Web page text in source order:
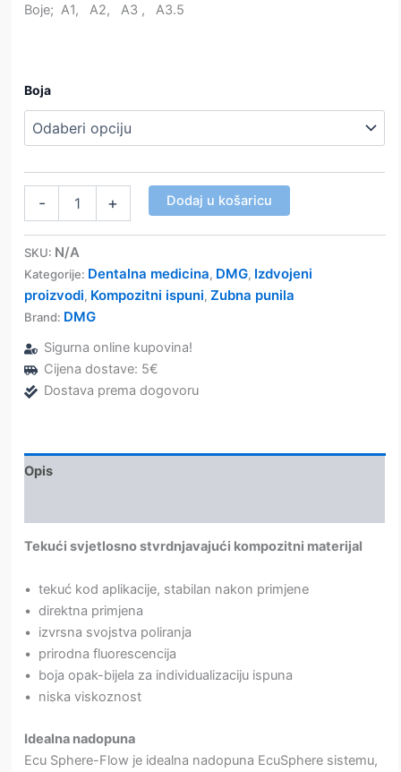
Boje; A1, A2, A3 , A3.5
Boja
-
DMG
+ Dodaj u košaricu
SKU: N/A
Kategorije: Dentalna medicina, DMG, Izdvojeni
proizvodi, Kompozitni ispuni,Zubna punila
Brand: DMG
Sigurna online kupovina!
Cijena dostave: 5€
Dostava prema dogovoru
Opis
Tekući svjetlosno stvrdnjavajući kompozitni materijal
• tekuć kod aplikacije, stabilan nakon primjene
• direktna primjena
• izvrsna svojstva poliranja
• prirodna fluorescencija
• boja opak-bijela za individualizaciju ispuna
• niska viskoznost
Idealna nadopuna
Ecu Sphere-Flow je idealna nadopuna EcuSphere sistemu,